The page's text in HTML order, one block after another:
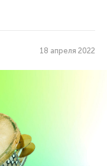
18 апреля 2022